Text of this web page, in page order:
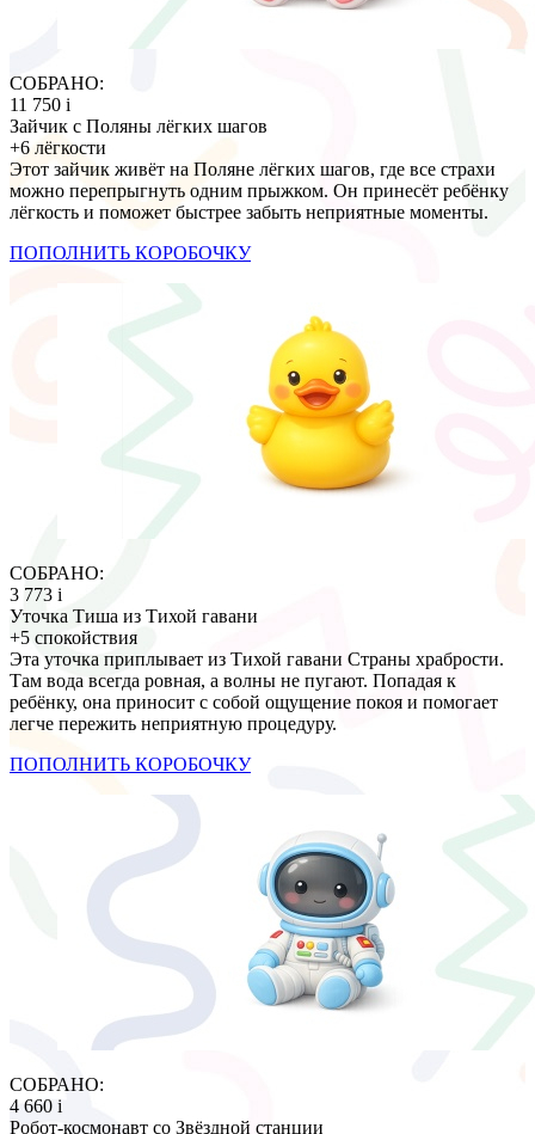
СОБРАНО:
11 750 i
Зайчик с Поляны лёгких шагов
+6 лёгкости
Этот зайчик живёт на Поляне лёгких шагов, где все страхи
можно перепрыгнуть одним прыжком. Он принесёт ребёнку
лёгкость и поможет быстрее забыть неприятные моменты.
ПОПОЛНИТЬ КОРОБОЧКУ
СОБРАНО:
3 773 i
Уточка Тиша из Тихой гавани
+5 спокойствия
Эта уточка приплывает из Тихой гавани Страны храбрости.
Там вода всегда ровная, а волны не пугают. Попадая к
ребёнку, она приносит с собой ощущение покоя и помогает
легче пережить неприятную процедуру.
ПОПОЛНИТЬ КОРОБОЧКУ
СОБРАНО:
4 660 i
Робот-космонавт со Звёздной станции